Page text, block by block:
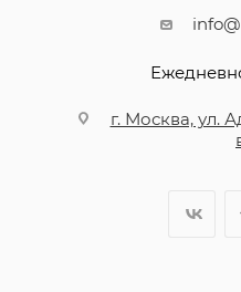
г. Москва, ул.